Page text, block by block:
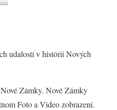
udalostí v histórii Nových
Zámky. Nové Zámky
Foto a Video zobrazení.